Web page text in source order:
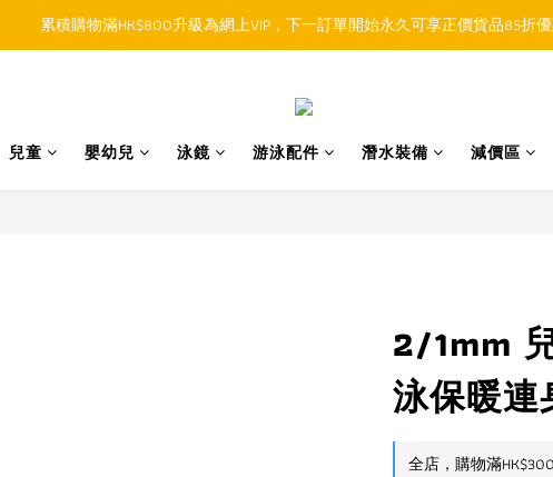
順豐香港SFHK APP取件通知功能將取代SMS短訊
累積購物滿HK$800升級為網上VIP，下一訂單開始永久可享正價貨品85折
兒童 嬰幼兒 泳鏡 游泳配件 潛水裝備 減價區
2/1mm
泳保暖
全店，購物滿